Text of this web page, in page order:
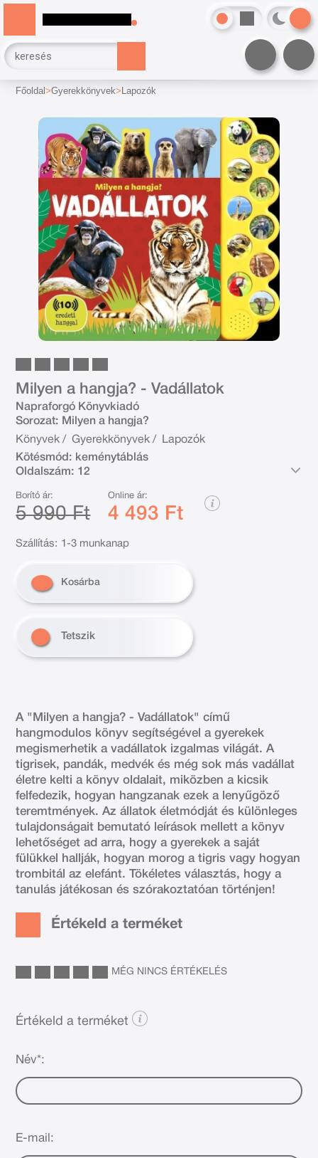
Főoldal Gyerekkönyvek Lapozók
Milyen a hangja? - Vadállatok
Napraforgó Könyvkiadó
Sorozat: Milyen a hangja?
Könyvek / Gyerekkönyvek /
Lapozók
Kötésmód: keménytáblás
Oldalszám: 12
Borító ár:
5 990 Ft
Online ár:
4 493 Ft
Szállítás: 1-3 munkanap
Kosárba
Tetszik
A "Milyen a hangja? - Vadállatok" című
hangmodulos könyv segítségével a gyerekek
megismerhetik a vadállatok izgalmas világát. A
tigrisek, pandák, medvék és még sok más vadállat
életre kelti a könyv oldalait, miközben a kicsik
felfedezik, hogyan hangzanak ezek a lenyűgöző
teremtmények. Az állatok életmódját és különleges
tulajdonságait bemutató leírások mellett a könyv
lehetőséget ad arra, hogy a gyerekek a saját
fülükkel hallják, hogyan morog a tigris vagy hogyan
trombitál az elefánt. Tökéletes választás, hogy a
tanulás játékosan és szórakoztatóan történjen!
Értékeld a terméket
MÉG NINCS ÉRTÉKELÉS
Értékeld a terméket
Név*:
E-mail: